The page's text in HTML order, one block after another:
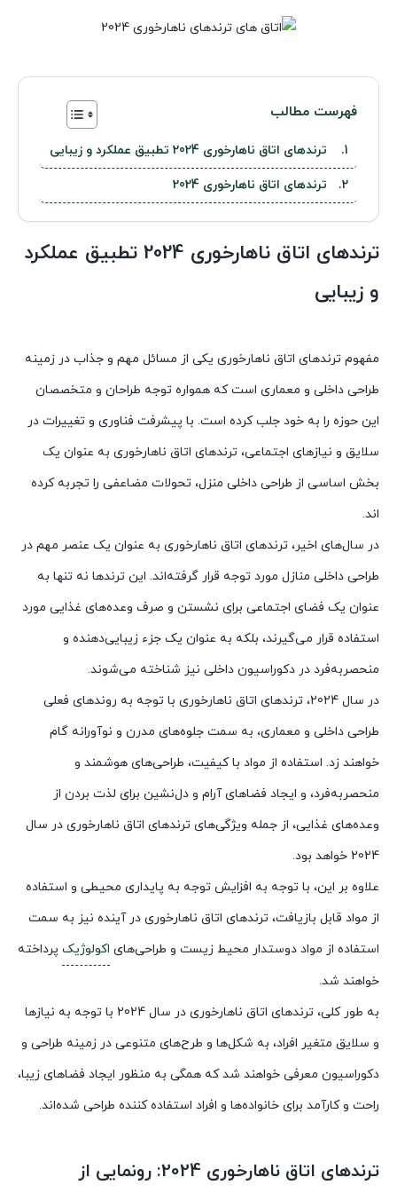
فهرست مطالب
ترندهای اتاق ناهارخوری 2024 تطبیق عملکرد و زیبایی
ترندهای اتاق ناهارخوری 2024
ترندهای اتاق ناهارخوری 2024 تطبیق عملکرد
و زیبایی
مفهوم ترندهای اتاق ناهارخوری یکی از مسائل مهم و جذاب در زمینه
طراحی داخلی و معماری است که همواره توجه طراحان و متخصصان
این حوزه را به خود جلب کرده است. با پیشرفت فناوری و تغییرات در
سلایق و نیازهای اجتماعی، ترندهای اتاق ناهارخوری به عنوان یک
بخش اساسی از طراحی داخلی منزل، تحولات مضاعفی را تجربه کرده
اند.
در سال‌های اخیر، ترندهای اتاق ناهارخوری به عنوان یک عنصر مهم در
طراحی داخلی منازل مورد توجه قرار گرفته‌اند. این ترندها نه تنها به
عنوان یک فضای اجتماعی برای نشستن و صرف وعده‌های غذایی مورد
استفاده قرار می‌گیرند، بلکه به عنوان یک جزء زیبایی‌دهنده و
منحصربه‌فرد در دکوراسیون داخلی نیز شناخته می‌شوند.
در سال 2024، ترندهای اتاق ناهارخوری با توجه به روندهای فعلی
طراحی داخلی و معماری، به سمت جلوه‌های مدرن و نوآورانه گام
خواهند زد. استفاده از مواد با کیفیت، طراحی‌های هوشمند و
منحصربه‌فرد، و ایجاد فضاهای آرام و دل‌نشین برای لذت بردن از
وعده‌های غذایی، از جمله ویژگی‌های ترندهای اتاق ناهارخوری در سال
2024 خواهد بود.
علاوه بر این، با توجه به افزایش توجه به پایداری محیطی و استفاده
از مواد قابل بازیافت، ترندهای اتاق ناهارخوری در آینده نیز به سمت
استفاده از مواد دوستدار محیط زیست و طراحی‌های اکولوژیک پرداخته
خواهند شد.
به طور کلی، ترندهای اتاق ناهارخوری در سال 2024 با توجه به نیازها
و سلایق متغیر افراد، به شکل‌ها و طرح‌های متنوعی در زمینه طراحی و
دکوراسیون معرفی خواهند شد که همگی به منظور ایجاد فضاهای زیبا،
راحت و کارآمد برای خانواده‌ها و افراد استفاده کننده طراحی شده‌اند.
ترندهای اتاق ناهارخوری 2024: رونمایی از